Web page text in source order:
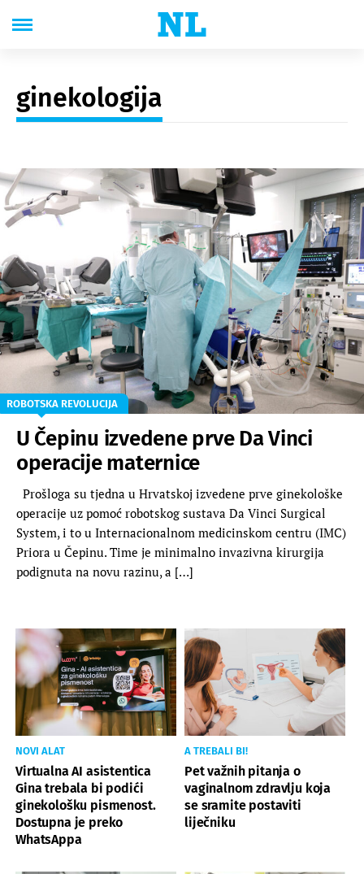
ginekologija
ROBOTSKA REVOLUCIJA
U Čepinu izvedene prve Da Vinci
operacije maternice
Prošloga su tjedna u Hrvatskoj izvedene prve ginekološke
operacije uz pomoć robotskog sustava Da Vinci Surgical
System, i to u Internacionalnom medicinskom centru (IMC)
Priora u Čepinu. Time je minimalno invazivna kirurgija
podignuta na novu razinu, a […]
NOVI ALAT
Virtualna AI asistentica
Gina trebala bi podići
ginekološku pismenost.
Dostupna je preko
WhatsAppa
A TREBALI BI!
Pet važnih pitanja o
vaginalnom zdravlju koja
se sramite postaviti
liječniku